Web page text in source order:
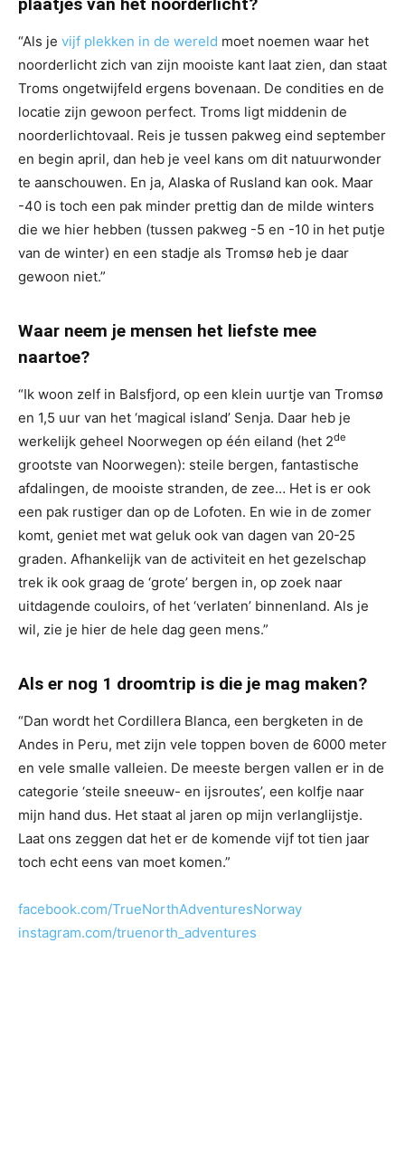
“Als je vijf plekken in de wereld moet noemen waar het
noorderlicht zich van zijn mooiste kant laat zien, dan staat
Troms ongetwijfeld ergens bovenaan. De condities en de
locatie zijn gewoon perfect. Troms ligt middenin de
noorderlichtovaal. Reis je tussen pakweg eind september
en begin april, dan heb je veel kans om dit natuurwonder
te aanschouwen. En ja, Alaska of Rusland kan ook. Maar
-40 is toch een pak minder prettig dan de milde winters
die we hier hebben (tussen pakweg -5 en -10 in het putje
van de winter) en een stadje als Tromsø heb je daar
gewoon niet.”
Waar neem je mensen het liefste mee
naartoe?
“Ik woon zelf in Balsfjord, op een klein uurtje van Tromsø
en 1,5 uur van het ‘magical island’ Senja. Daar heb je
werkelijk geheel Noorwegen op één eiland (het 2de
grootste van Noorwegen): steile bergen, fantastische
afdalingen, de mooiste stranden, de zee… Het is er ook
een pak rustiger dan op de Lofoten. En wie in de zomer
komt, geniet met wat geluk ook van dagen van 20-25
graden. Afhankelijk van de activiteit en het gezelschap
trek ik ook graag de ‘grote’ bergen in, op zoek naar
uitdagende couloirs, of het ‘verlaten’ binnenland. Als je
wil, zie je hier de hele dag geen mens.”
Als er nog 1 droomtrip is die je mag maken?
“Dan wordt het Cordillera Blanca, een bergketen in de
Andes in Peru, met zijn vele toppen boven de 6000 meter
en vele smalle valleien. De meeste bergen vallen er in de
categorie ‘steile sneeuw- en ijsroutes’, een kolfje naar
mijn hand dus. Het staat al jaren op mijn verlanglijstje.
Laat ons zeggen dat het er de komende vijf tot tien jaar
toch echt eens van moet komen.”
facebook.com/TrueNorthAdventuresNorway
instagram.com/truenorth_adventures